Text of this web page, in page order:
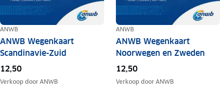
ANWB
ANWB Wegenkaart
Scandinavie-Zuid
12,50
Verkoop doorANWB
ANWB
ANWB Wegenkaart
Noorwegen en Zweden
12,50
Verkoop doorANWB